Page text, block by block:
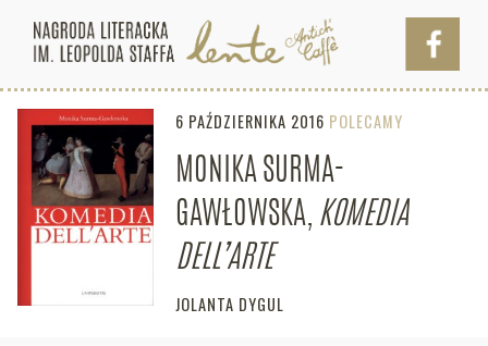
6 PAŹDZIERNIKA 2016 POLECAMY
MONIKA SURMA-
GAWŁOWSKA, KOMEDIA
DELL’ARTE
JOLANTA DYGUL